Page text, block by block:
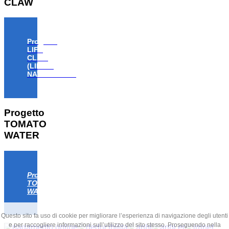
CLAW
Progetto
LIFE
CLAW
(LIFE18
NAT/IT/000806)
Progetto
TOMATO
WATER
Progetto
TOMATO
WATER
Questo sito fa uso di cookie per migliorare l’esperienza di navigazione degli utenti
e per raccogliere informazioni sull’utilizzo del sito stesso. Proseguendo nella